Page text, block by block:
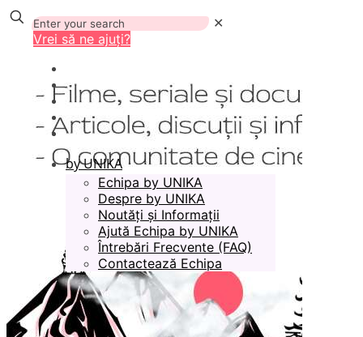
✕
Vrei să ne ajuți?
by UNIKA
Echipa by UNIKA
Despre by UNIKA
Noutăți și Informații
Ajută Echipa by UNIKA
Întrebări Frecvente (FAQ)
Contactează Echipa